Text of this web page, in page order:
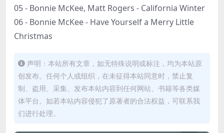
05 - Bonnie McKee, Matt Rogers - California Winter
06 - Bonnie McKee - Have Yourself a Merry Little
Christmas
声明：本站所有文章，如无特殊说明或标注，均为本站原
创发布。任何个人或组织，在未征得本站同意时，禁止复
制、盗用、采集、发布本站内容到任何网站、书籍等各类媒
体平台。如若本站内容侵犯了原著者的合法权益，可联系我
们进行处理。